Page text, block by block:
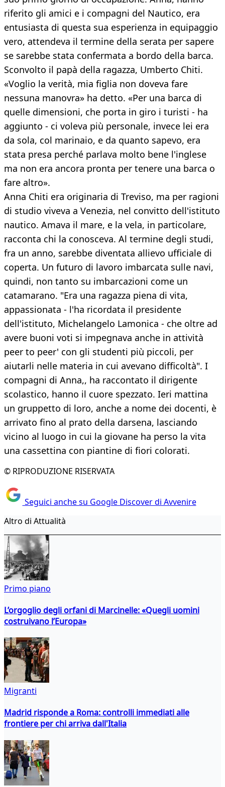
riferito gli amici e i compagni del Nautico, era
entusiasta di questa sua esperienza in equipaggio
vero, attendeva il termine della serata per sapere
se sarebbe stata confermata a bordo della barca.
Sconvolto il papà della ragazza, Umberto Chiti.
«Voglio la verità, mia figlia non doveva fare
nessuna manovra» ha detto. «Per una barca di
quelle dimensioni, che porta in giro i turisti - ha
aggiunto - ci voleva più personale, invece lei era
da sola, col marinaio, e da quanto sapevo, era
stata presa perché parlava molto bene l'inglese
ma non era ancora pronta per tenere una barca o
fare altro».
Anna Chiti era originaria di Treviso, ma per ragioni
di studio viveva a Venezia, nel convitto dell'istituto
nautico. Amava il mare, e la vela, in particolare,
racconta chi la conosceva. Al termine degli studi,
fra un anno, sarebbe diventata allievo ufficiale di
coperta. Un futuro di lavoro imbarcata sulle navi,
quindi, non tanto su imbarcazioni come un
catamarano. "Era una ragazza piena di vita,
appassionata - l'ha ricordata il presidente
dell'istituto, Michelangelo Lamonica - che oltre ad
avere buoni voti si impegnava anche in attività
peer to peer' con gli studenti più piccoli, per
aiutarli nelle materia in cui avevano difficoltà". I
compagni di Anna,, ha raccontato il dirigente
scolastico, hanno il cuore spezzato. Ieri mattina
un gruppetto di loro, anche a nome dei docenti, è
arrivato fino al prato della darsena, lasciando
vicino al luogo in cui la giovane ha perso la vita
una cassettina con piantine di fiori colorati.
© RIPRODUZIONE RISERVATA
Seguici anche su Google Discover di Avvenire
Altro di Attualità
Primo piano
L’orgoglio degli orfani di Marcinelle: «Quegli uomini
costruivano l’Europa»
Migranti
Madrid risponde a Roma: controlli immediati alle
frontiere per chi arriva dall'Italia